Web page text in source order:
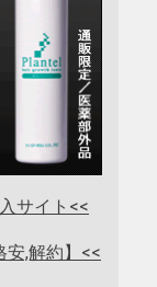
サイト<<
安,解約】<<